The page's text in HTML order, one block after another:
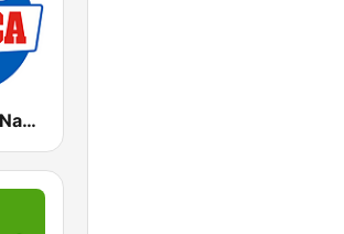
Radio Marca Nacional